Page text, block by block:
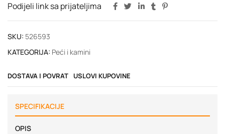
Podijeli link sa prijateljima
SKU: 526593
KATEGORIJA: Peći i kamini
DOSTAVA I POVRAT USLOVI KUPOVINE
SPECIFIKACIJE
OPIS